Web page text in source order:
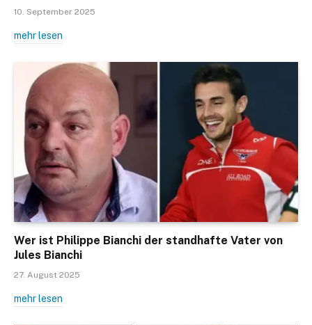
10. September 2025
mehr lesen
Wer ist Philippe Bianchi der standhafte Vater von
Jules Bianchi
27. August 2025
mehr lesen